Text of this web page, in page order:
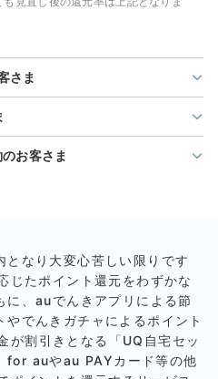
さま
お客さま
なり大変心苦しい限りです
じたポイント還元をわずかな
に、auでんきアプリによる節
でんきガチャによるポイント
割引きとなる「UQ自宅セッ
for auやau PAYカード等の他